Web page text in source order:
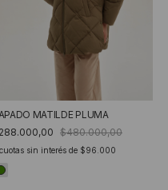
MATILDE PLUMA
$480.000,00
cuotas sin interés de $96.000